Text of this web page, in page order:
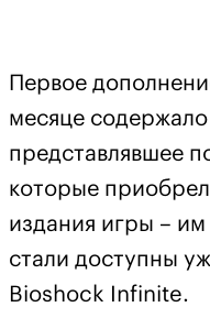
Первое
месяце
представлявшее
которые
издания игры –
стали доступны
Bioshock Infinite.